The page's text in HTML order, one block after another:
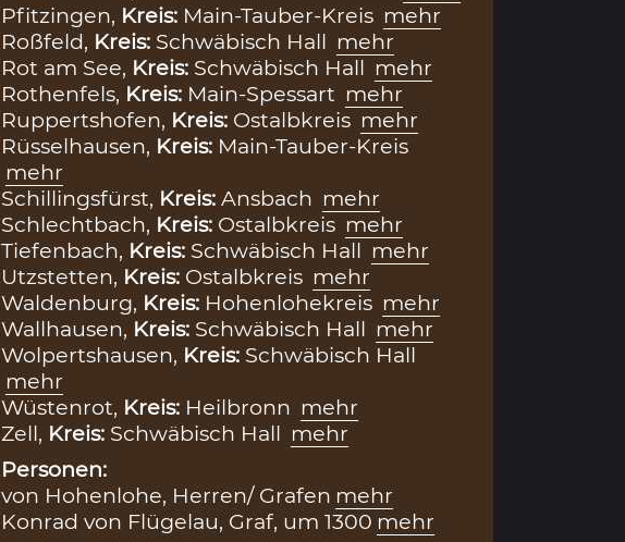
Pfitzingen, Kreis: Main-Tauber-Kreis mehr
Roßfeld, Kreis: Schwäbisch Hall mehr
Rot am See, Kreis: Schwäbisch Hall mehr
Rothenfels, Kreis: Main-Spessart mehr
Ruppertshofen, Kreis: Ostalbkreis mehr
Rüsselhausen, Kreis: Main-Tauber-Kreis
mehr
Schillingsfürst, Kreis: Ansbach mehr
Schlechtbach, Kreis: Ostalbkreis mehr
Tiefenbach, Kreis: Schwäbisch Hall mehr
Utzstetten, Kreis: Ostalbkreis mehr
Waldenburg, Kreis: Hohenlohekreis mehr
Wallhausen, Kreis: Schwäbisch Hall mehr
Wolpertshausen, Kreis: Schwäbisch Hall
mehr
Wüstenrot, Kreis: Heilbronn mehr
Zell, Kreis: Schwäbisch Hall mehr
Personen:
von Hohenlohe, Herren/ Grafen mehr
Konrad von Flügelau, Graf, um 1300 mehr